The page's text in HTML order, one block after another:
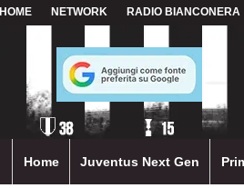
HOME NETWORK RADIO BIANCONERA
Home Juventus Next Gen